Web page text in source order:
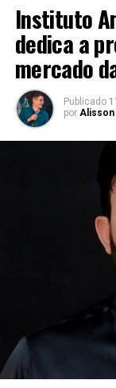
Instituto
dedica a
mercado
Publicado
por Alisson